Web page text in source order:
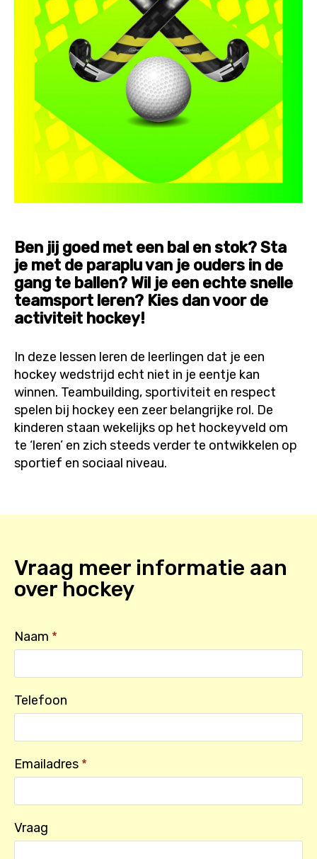
Ben jij goed met een bal en stok? Sta
je met de paraplu van je ouders in de
gang te ballen? Wil je een echte snelle
teamsport leren? Kies dan voor de
activiteit hockey!
In deze lessen leren de leerlingen dat je een
hockey wedstrijd echt niet in je eentje kan
winnen. Teambuilding, sportiviteit en respect
spelen bij hockey een zeer belangrijke rol. De
kinderen staan wekelijks op het hockeyveld om
te ‘leren’ en zich steeds verder te ontwikkelen op
sportief en sociaal niveau.
Vraag meer informatie aan
over hockey
Naam *
Telefoon
Emailadres *
Vraag